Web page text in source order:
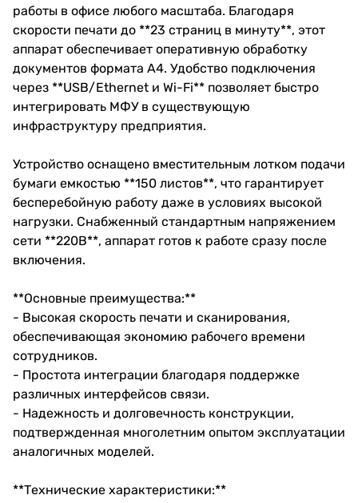
работы в офисе любого масштаба. Благодаря
скорости печати до **23 страниц в минуту**, этот
аппарат обеспечивает оперативную обработку
документов формата А4. Удобство подключения
через **USB/Ethernet и Wi-Fi** позволяет быстро
интегрировать МФУ в существующую
инфраструктуру предприятия.
Устройство оснащено вместительным лотком подачи
бумаги емкостью **150 листов**, что гарантирует
бесперебойную работу даже в условиях высокой
нагрузки. Снабженный стандартным напряжением
сети **220В**, аппарат готов к работе сразу после
включения.
**Основные преимущества:**
- Высокая скорость печати и сканирования,
обеспечивающая экономию рабочего времени
сотрудников.
- Простота интеграции благодаря поддержке
различных интерфейсов связи.
- Надежность и долговечность конструкции,
подтвержденная многолетним опытом эксплуатации
аналогичных моделей.
**Технические характеристики:**